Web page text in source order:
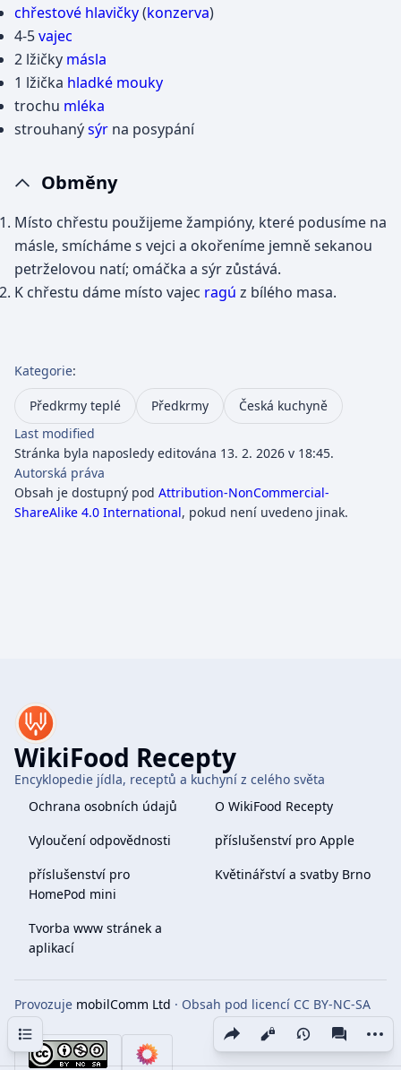
Share this page
Zobrazení
chřestové hlavičky(konzerva)
4-5vajec
2 lžičky másla
1 lžička hladké mouky
trochu mléka
strouhanýsýr na posypání
Obměny
Místo chřestu použijeme žampióny, které podusíme na
másle, smícháme s vejci a okořeníme jemně sekanou
petrželovou natí; omáčka a sýr zůstává.
K chřestu dáme místo vajec ragú z bílého masa.
Obsah
Kategorie:
Předkrmy teplé Předkrmy
Česká kuchyně
Last modified
Stránka byla naposledy editována 13. 2. 2026 v 18:45.
Autorská práva
Obsah je dostupný pod Attribution-NonCommercial-
ShareAlike 4.0 International, pokud není uvedeno jinak.
WikiFood Recepty
Encyklopedie jídla, receptů a kuchyní z celého světa
Ochrana osobních údajů
O WikiFood Recepty
Vyloučení odpovědnosti
příslušenství pro Apple
příslušenství pro
HomePod mini
Květinářství a svatby Brno
Tvorba www stránek a
aplikací
Provozuje mobilComm Ltd · Obsah pod licencí CC BY-NC-SA
4.0